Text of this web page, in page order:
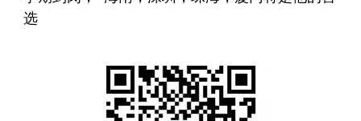
选